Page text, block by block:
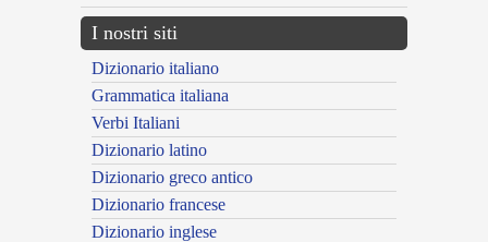
I nostri siti
Dizionario italiano
Grammatica italiana
Verbi Italiani
Dizionario latino
Dizionario greco antico
Dizionario francese
Dizionario inglese